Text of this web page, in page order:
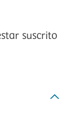
suscrito